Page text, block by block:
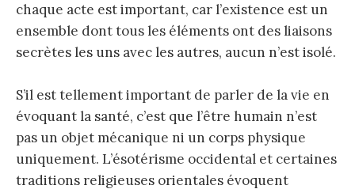
chaque acte est important, car l’existence est un
ensemble dont tous les éléments ont des liaisons
secrètes les uns avec les autres, aucun n’est isolé.
S’il est tellement important de parler de la vie en
évoquant la santé, c’est que l’être humain n’est
pas un objet mécanique ni un corps physique
uniquement. L’ésotérisme occidental et certaines
traditions religieuses orientales évoquent